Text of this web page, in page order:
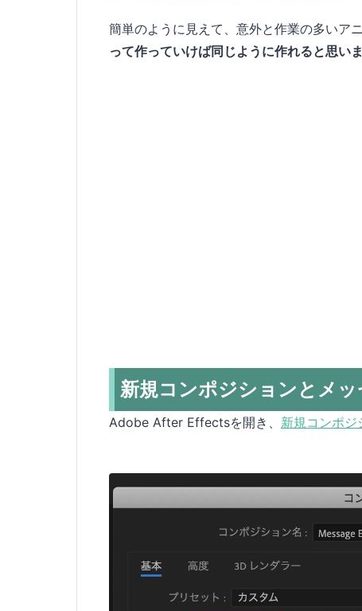
簡単のように見えて、意外と作業の多いア
って作っていけば同じように作れると思い
新規コンポジションとメ
Adobe After Effectsを開き、 新規コンポジ